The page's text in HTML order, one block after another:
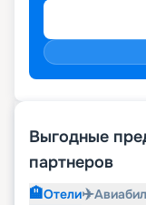
Выгодные
партнеров
🏨Отели✈️